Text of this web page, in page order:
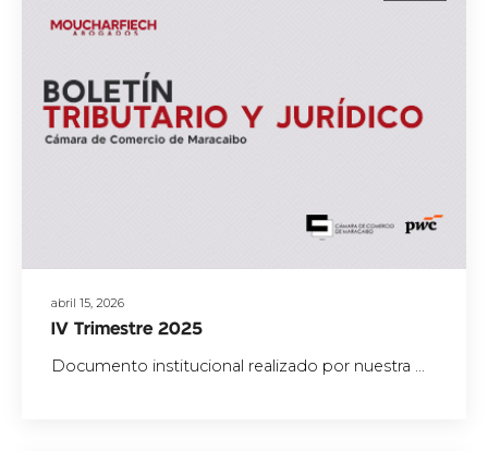
abril 15, 2026
IV Trimestre 2025
Documento institucional realizado por nuestra ...